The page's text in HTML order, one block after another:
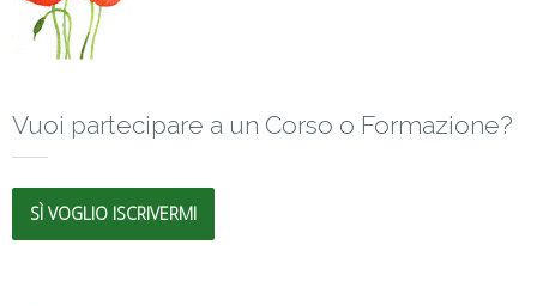
Vuoi partecipare a un Corso o Formazione?
SÌ VOGLIO ISCRIVERMI